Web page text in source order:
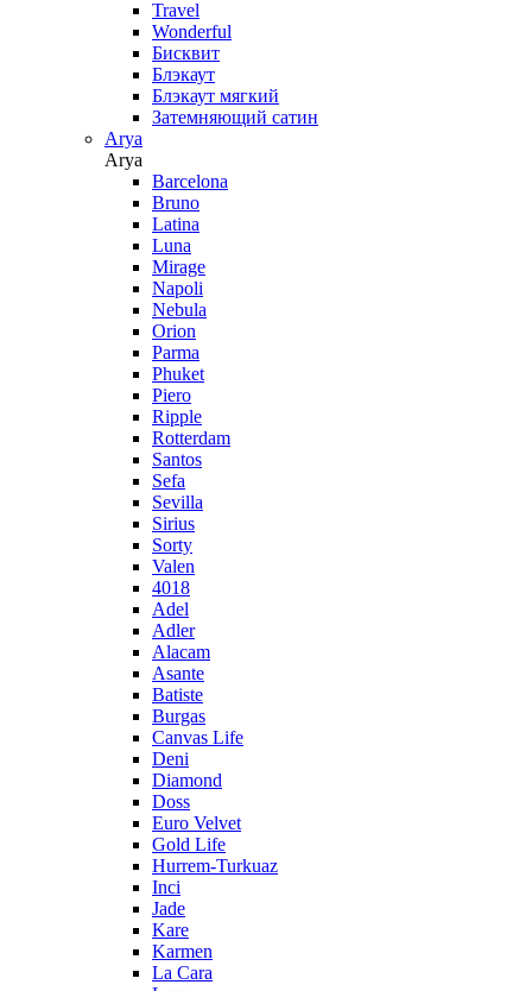
Travel
Wonderful
Бисквит
Блэкаут
Блэкаут мягкий
Затемняющий сатин
Arya
Arya
Barcelona
Bruno
Latina
Luna
Mirage
Napoli
Nebula
Orion
Parma
Phuket
Piero
Ripple
Rotterdam
Santos
Sefa
Sevilla
Sirius
Sorty
Valen
4018
Adel
Adler
Alacam
Asante
Batiste
Burgas
Canvas Life
Deni
Diamond
Doss
Euro Velvet
Gold Life
Hurrem-Turkuaz
Inci
Jade
Kare
Karmen
La Cara